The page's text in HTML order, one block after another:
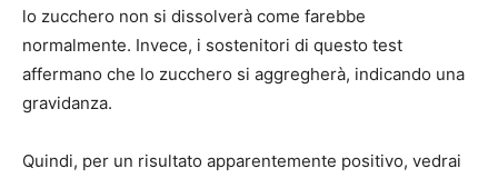
lo zucchero non si dissolverà come farebbe
normalmente. Invece, i sostenitori di questo test
affermano che lo zucchero si aggregherà, indicando una
gravidanza.
Quindi, per un risultato apparentemente positivo, vedrai